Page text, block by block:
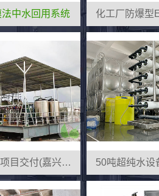
中水回用系统
EDI超纯水项目交付(嘉兴市)